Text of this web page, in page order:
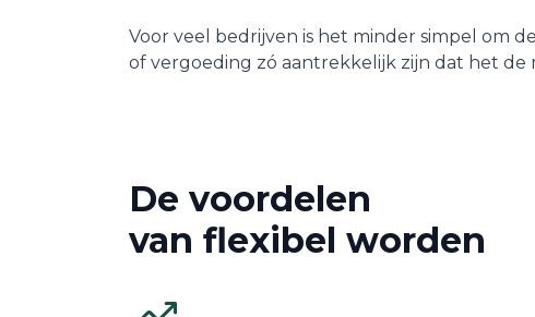
Voor veel bedrijven is het minder simpel om
of vergoeding zó aantrekkelijk zijn dat het de
De voordelen
van flexibel worden